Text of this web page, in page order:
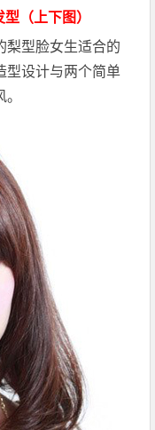
（上下图）
梨型脸女生适合的
型设计与两个简单